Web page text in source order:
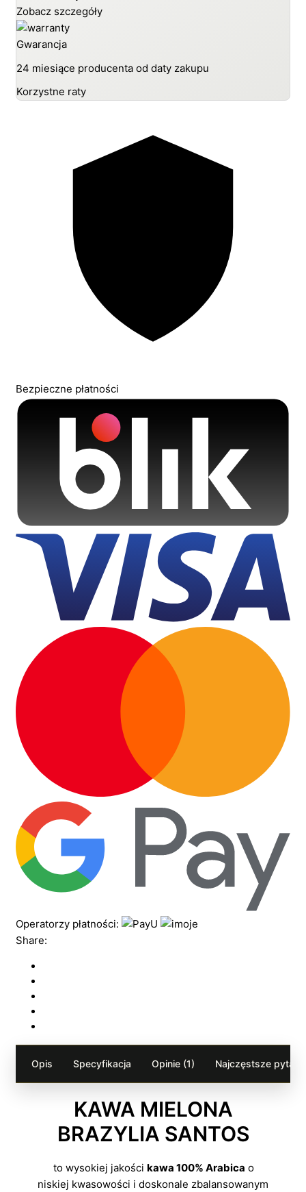
Zobacz szczegóły
Gwarancja
24 miesiące producenta od daty zakupu
Korzystne raty
Bezpieczne płatności
Operatorzy płatności:
Share:
Opis Specyfikacja Opinie (1) Najczęstsze
KAWA MIELONA
BRAZYLIA SANTOS
to wysokiej jakościkawa 100% Arabica o
niskiej kwasowości i doskonale zbalansowanym